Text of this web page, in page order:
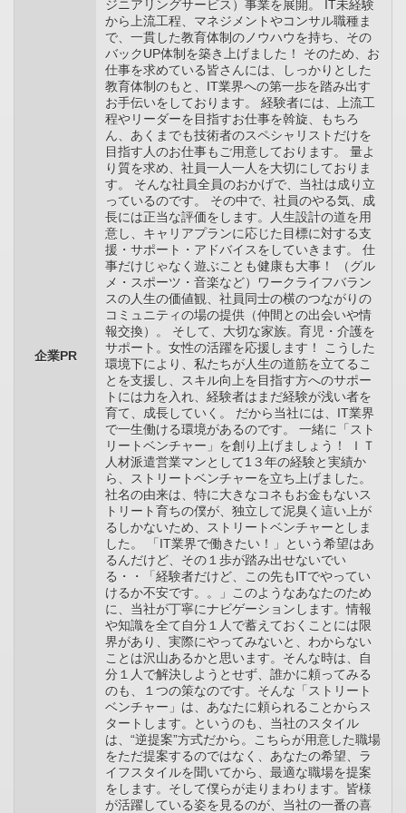
企業PR
ジニアリングサービス）事業を展開。 IT未経験
から上流工程、マネジメントやコンサル職種ま
で、一貫した教育体制のノウハウを持ち、その
バックUP体制を築き上げました！ そのため、お
仕事を求めている皆さんには、しっかりとした
教育体制のもと、IT業界への第一歩を踏み出す
お手伝いをしております。 経験者には、上流工
程やリーダーを目指すお仕事を斡旋、もちろ
ん、あくまでも技術者のスペシャリストだけを
目指す人のお仕事もご用意しております。 量よ
り質を求め、社員一人一人を大切にしておりま
す。 そんな社員全員のおかげで、当社は成り立
っているのです。 その中で、社員のやる気、成
長には正当な評価をします。人生設計の道を用
意し、キャリアプランに応じた目標に対する支
援・サポート・アドバイスをしていきます。 仕
事だけじゃなく遊ぶことも健康も大事！ （グル
メ・スポーツ・音楽など）ワークライフバラン
スの人生の価値観、社員同士の横のつながりの
コミュニティの場の提供（仲間との出会いや情
報交換）。 そして、大切な家族。育児・介護を
サポート。女性の活躍を応援します！ こうした
環境下により、私たちが人生の道筋を立てるこ
とを支援し、スキル向上を目指す方へのサポー
トには力を入れ、経験者はまだ経験が浅い者を
育て、成長していく。 だから当社には、IT業界
で一生働ける環境があるのです。 一緒に「スト
リートベンチャー」を創り上げましょう！ ＩＴ
人材派遣営業マンとして1３年の経験と実績か
ら、ストリートベンチャーを立ち上げました。
社名の由来は、特に大きなコネもお金もないス
トリート育ちの僕が、独立して泥臭く這い上が
るしかないため、ストリートベンチャーとしま
した。 「IT業界で働きたい！」という希望はあ
るんだけど、その１歩が踏み出せないでい
る・・「経験者だけど、この先もITでやってい
けるか不安です。。」このようなあなたのため
に、当社が丁寧にナビゲーションします。情報
や知識を全て自分１人で蓄えておくことには限
界があり、実際にやってみないと、わからない
ことは沢山あるかと思います。そんな時は、自
分１人で解決しようとせず、誰かに頼ってみる
のも、１つの策なのです。そんな「ストリート
ベンチャー」は、あなたに頼られることからス
タートします。というのも、当社のスタイル
は、“逆提案”方式だから。こちらが用意した職場
をただ提案するのではなく、あなたの希望、ラ
イフスタイルを聞いてから、最適な職場を提案
をします。そして僕らが走りまわります。皆様
が活躍している姿を見るのが、当社の一番の喜